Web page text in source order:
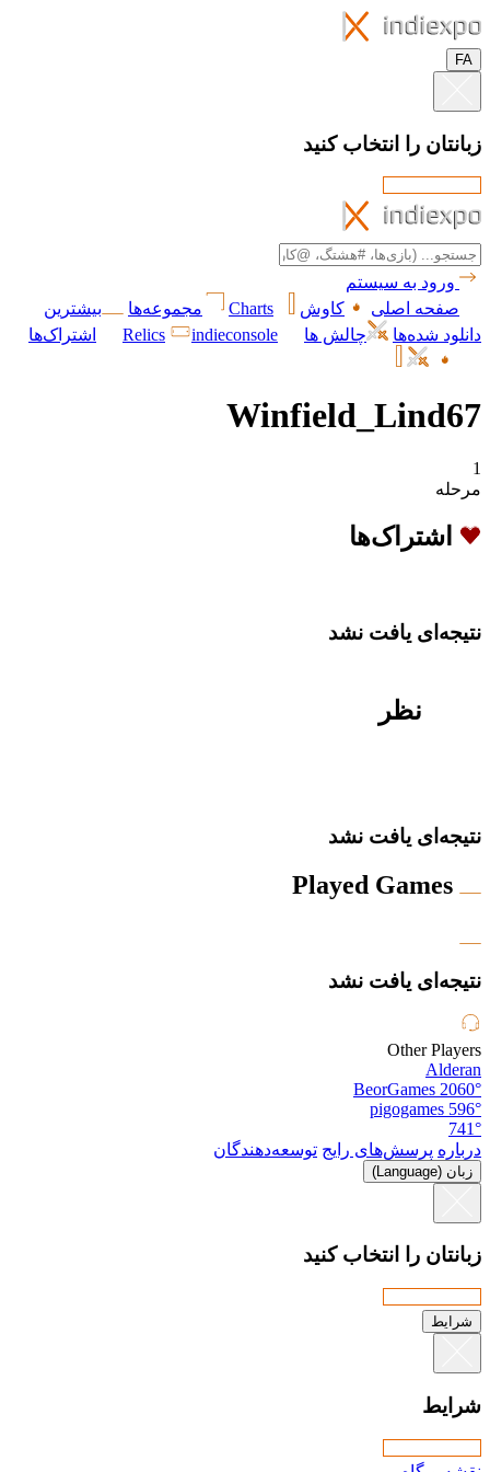
FA
زبانتان را انتخاب کنید
ورود به سیستم
صفحه اصلی
کاوش Charts مجموعه‌ها
بیشترین
دانلود شده‌ها
چالش ها Relics indieconsole اشتراک‌ها
Winfield_Lind67
1
مرحله
اشتراک‌ها
نتیجه‌ای یافت نشد
نظر
نتیجه‌ای یافت نشد
Played Games
نتیجه‌ای یافت نشد
Other Players
Alderan
2060°
BeorGames
596°
pigogames
741°
درباره پرسش‌های رایج توسعه‌دهندگان
زبان (Language)
زبانتان را انتخاب کنید
شرایط
شرایط